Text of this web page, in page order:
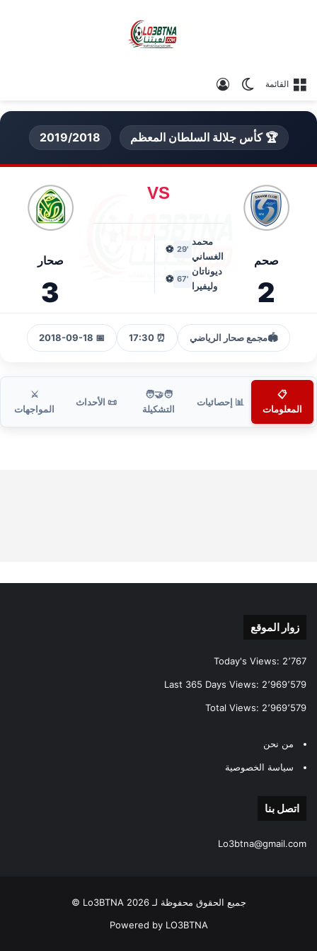
القائمة الوضع المظلم
🏆 كأس جلالة السلطان المعظم 2019/2018
صحم
2
VS
محمد
الغساني
'29
⚽
ديوناتان
وليفيرا
'67
⚽
صحار
3
🏟️مجمع صحار الرياضي ⏰ 17:30
📅 2018-09-18
📋
المعلومات
📊 إحصائيات
🧑‍🤝‍🧑
التشكيلة
📜 الأحداث
⚔️
المواجهات
زوار الموقع
Today's Views: 2٬767
Last 365 Days Views: 2٬969٬579
Total Views: 2٬969٬579
من نحن
سياسة الخصوصية
اتصل بنا
Lo3btna@gmail.com
جميع الحقوق محفوظة لـ Lo3BTNA 2026 ©
Powered by LO3BTNA